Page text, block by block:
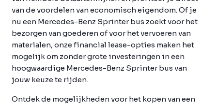
van de voordelen van economisch eigendom. Of je
nu een Mercedes-Benz Sprinter bus zoekt voor het
bezorgen van goederen of voor het vervoeren van
materialen, onze financial lease-opties maken het
mogelijk om zonder grote investeringen in een
hoogwaardige Mercedes-Benz Sprinter bus van
jouw keuze te rijden.
Ontdek de mogelijkheden voor het kopen van een